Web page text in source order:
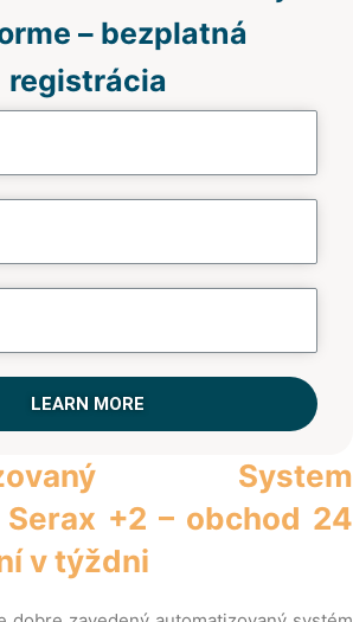
System
Serax +2 – obchod 24
v týždni
– bezplatná
registrácia
LEARN MORE